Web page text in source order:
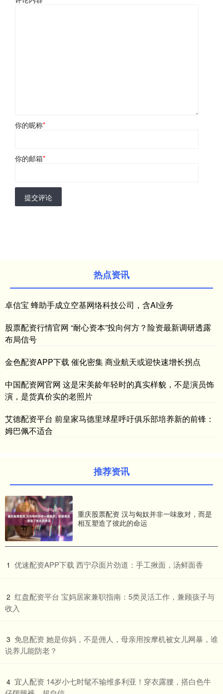
你的昵称*
你的邮箱*
提交评论
热点资讯
卓信宝 蜂助手成立空基网络科技公司，含AI业务
股票配资行情官网 “耐心资本”投向何方？险资最新调研透露
布局信号
金色配资APP下载 催化密集 商业航天或迎快速增长拐点
中国配资网官网 这是宋美龄年轻时的真实样貌，不是演员饰
演，是货真价实的老照片
艾德配资平台 前皇家马德里球星呼吁俱乐部培养新的前锋：
姆巴佩不适合
推荐资讯
重庆股票配资 汉与匈奴并非一味敌对，而是
相互塑造了彼此的命运
1 ​优速配资APP下载 西宁尕面片劲道：手工揪面，汤鲜面香
2 ​红盘配资平台 宝妈居家兼职指南：5类灵活工作，兼顾孩子与
收入
3 ​免息配资 她是你妈，不是佣人，母亲用按摩机被女儿网暴，谁
说养儿能防老？
4 ​宜人配资 14岁小七时髦不输维多利亚！穿衣露腰，搭白色牛